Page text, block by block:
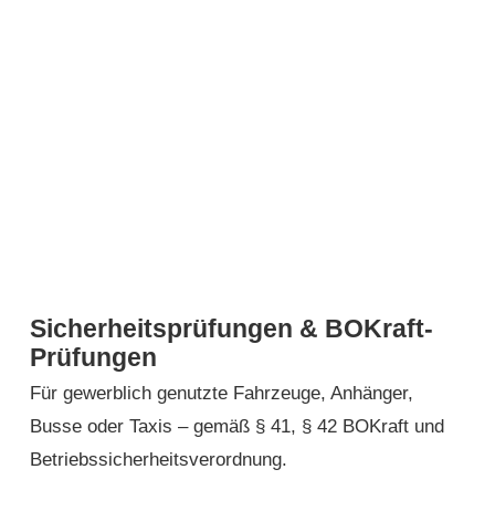
Sicherheitsprüfungen & BOKraft-
Prüfungen
Für gewerblich genutzte Fahrzeuge, Anhänger,
Busse oder Taxis – gemäß § 41, § 42 BOKraft und
Betriebssicherheitsverordnung.